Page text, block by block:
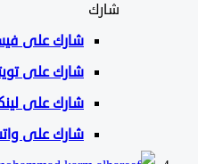
شارك علىفيسبوك
شارك على تويتر
شارك على لينكد إن
شارك على واتس آب